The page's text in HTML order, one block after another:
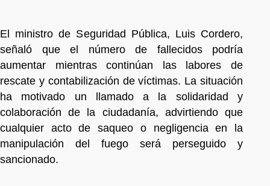
El ministro de Seguridad Pública, Luis Cordero,
señaló que el número de fallecidos podría
aumentar mientras continúan las labores de
rescate y contabilización de víctimas. La situación
ha motivado un llamado a la solidaridad y
colaboración de la ciudadanía, advirtiendo que
cualquier acto de saqueo o negligencia en la
manipulación del fuego será perseguido y
sancionado.